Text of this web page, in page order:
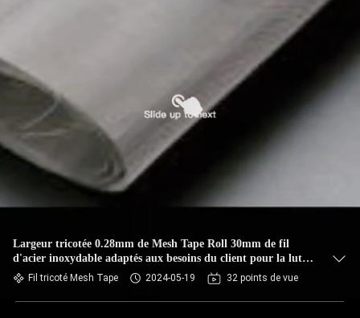
Largeur tricotée 0.28mm de Mesh Tape Roll 30mm de fil
d'acier inoxydable adaptés aux besoins du client pour la lutte
contre les parasites
Fil tricoté Mesh Tape 2024-05-19 32 points de vue